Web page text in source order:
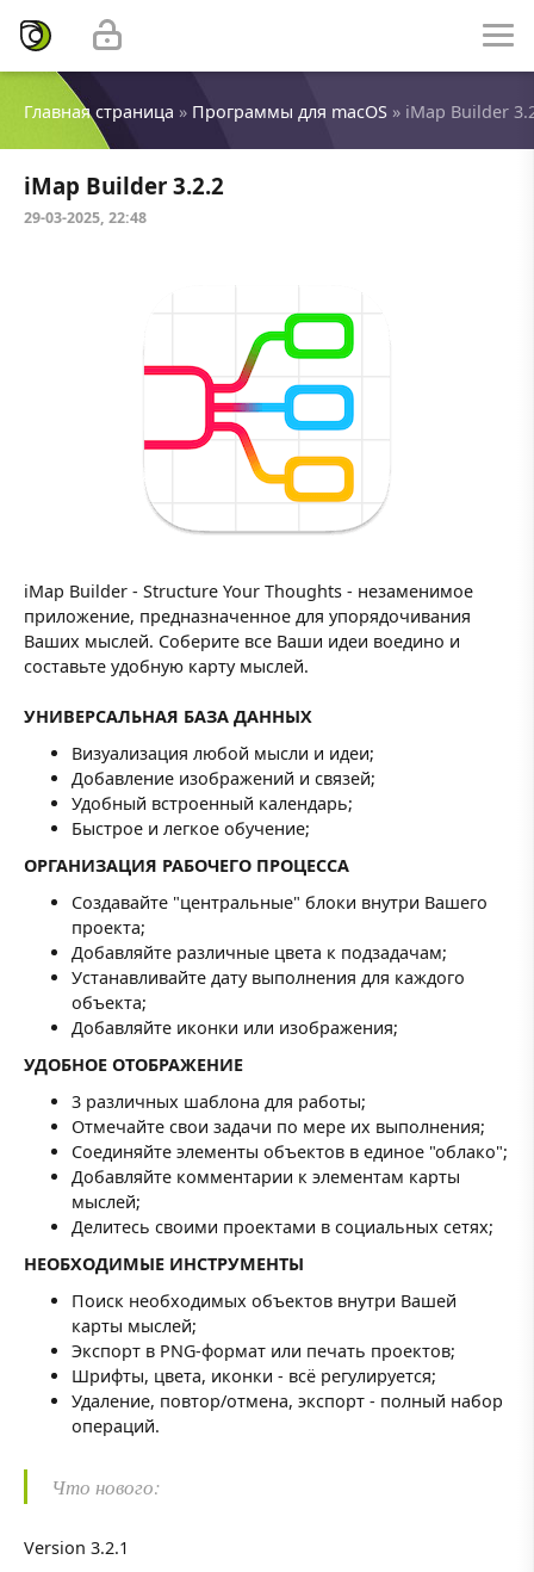
Главная страница » Программы для macOS » iMap Builder
iMap Builder 3.2.2
29-03-2025, 22:48
iMap Builder - Structure Your Thoughts - незаменимое
приложение, предназначенное для упорядочивания
Ваших мыслей. Соберите все Ваши идеи воедино и
составьте удобную карту мыслей.
УНИВЕРСАЛЬНАЯ БАЗА ДАННЫХ
Визуализация любой мысли и идеи;
Добавление изображений и связей;
Удобный встроенный календарь;
Быстрое и легкое обучение;
ОРГАНИЗАЦИЯ РАБОЧЕГО ПРОЦЕССА
Создавайте "центральные" блоки внутри Вашего
проекта;
Добавляйте различные цвета к подзадачам;
Устанавливайте дату выполнения для каждого
объекта;
Добавляйте иконки или изображения;
УДОБНОЕ ОТОБРАЖЕНИЕ
3 различных шаблона для работы;
Отмечайте свои задачи по мере их выполнения;
Соединяйте элементы объектов в единое "облако";
Добавляйте комментарии к элементам карты
мыслей;
Делитесь своими проектами в социальных сетях;
НЕОБХОДИМЫЕ ИНСТРУМЕНТЫ
Поиск необходимых объектов внутри Вашей
карты мыслей;
Экспорт в PNG-формат или печать проектов;
Шрифты, цвета, иконки - всё регулируется;
Удаление, повтор/отмена, экспорт - полный набор
операций.
Что нового:
Version 3.2.1